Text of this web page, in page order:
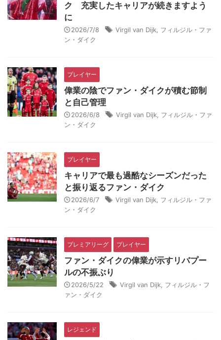
ク 充実したキャリアが続きますよう
に
2026/7/8 Virgil van Dijk
フィルジル・ファ
ン・ダイク
プレイヤー
偉業の陰でファン・ダイクが積む節制
と自己管理
2026/6/8 Virgil van Dijk
フィルジル・ファ
ン・ダイク
プレイヤー
キャリアで最も過酷なシーズンだった
と振り返るファン・ダイク
2026/6/7 Virgil van Dijk
フィルジル・ファ
ン・ダイク
プレミアリーグ プレイヤー
ファン・ダイクの偉業が示すリバプー
ルの不振ぶり
2026/5/22 Virgil van Dijk
フィルジル・フ
ァン・ダイク
レジェンド